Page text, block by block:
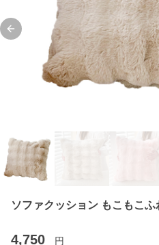
Previous slide
ソファクッション もこもこ
4,750 円